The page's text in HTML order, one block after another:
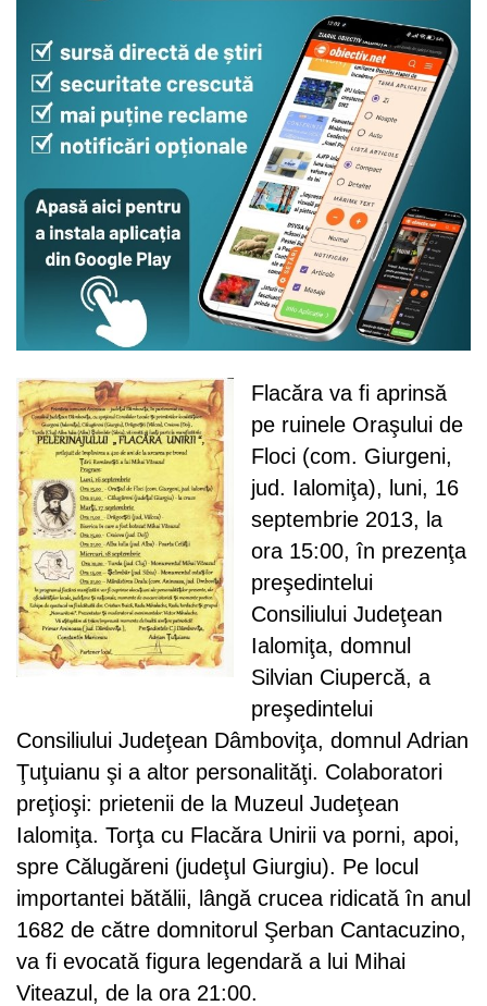
Flacăra va fi aprinsă
pe ruinele Oraşului de
Floci (com. Giurgeni,
jud. Ialomiţa), luni, 16
septembrie 2013, la
ora 15:00, în prezenţa
preşedintelui
Consiliului Judeţean
Ialomiţa, domnul
Silvian Ciupercă, a
preşedintelui
Consiliului Judeţean Dâmboviţa, domnul Adrian
Ţuţuianu şi a altor personalităţi. Colaboratori
preţioşi: prietenii de la Muzeul Judeţean
Ialomiţa. Torţa cu Flacăra Unirii va porni, apoi,
spre Călugăreni (judeţul Giurgiu). Pe locul
importantei bătălii, lângă crucea ridicată în anul
1682 de către domnitorul Şerban Cantacuzino,
va fi evocată figura legendară a lui Mihai
Viteazul, de la ora 21:00.